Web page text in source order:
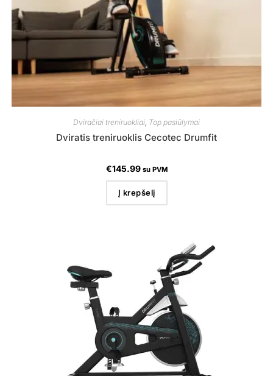
Dviračiai treniruokliai Top pasiūlymai
Dviratis treniruoklis Cecotec Drumfit
€145.99 su PVM
Į krepšelį